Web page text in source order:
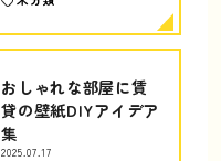
おしゃれな部屋に賃
貸の壁紙DIYアイデア
集
2025.07.17